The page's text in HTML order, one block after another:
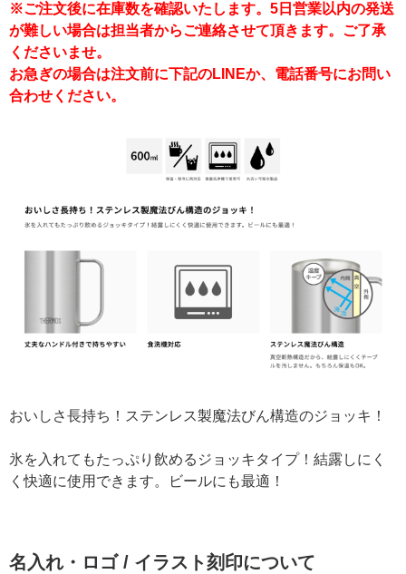
※ご注文後に在庫数を確認いたします。 5日営業以内の発送
が難しい場合は担当者からご連絡させて頂きます。ご了承
くださいませ。
お急ぎの場合は注文前に下記のLINEか、電話番号にお問い
合わせください。
おいしさ長持ち！ステンレス製魔法びん構造のジョッキ！
氷を入れてもたっぷり飲めるジョッキタイプ！結露しにく
く快適に使用できます。ビールにも最適！
名入れ・ロゴ / イラスト刻印について